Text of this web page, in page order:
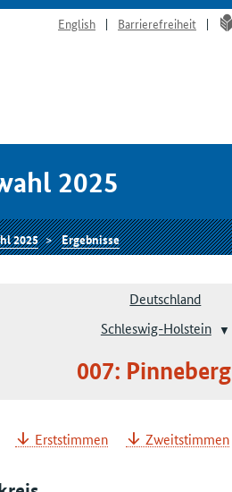
English Barrierefreiheit
2025
2025 Ergebnisse
Deutschland
Schleswig-Holstein
007: Pinneberg
Erststimmen Zweitstimmen